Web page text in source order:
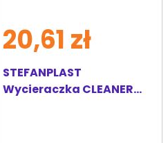
STEFANPLAST
Wycieraczka CLEANER
20,61 zł